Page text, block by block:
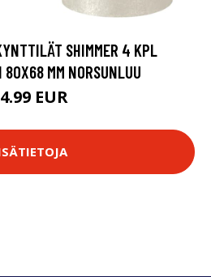
SHIMMER 4 KPL
MM NORSUNLUU
EUR